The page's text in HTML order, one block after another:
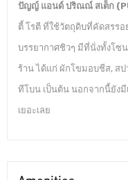
ปัญญ์ แอนด์ ปริณณ์ สเต็ก
ตี้ โรตี ที่ใช้วัตถุดิบที่คัดสรรอ
บรรยากาศชิวๆ มีที่นั่งทั้งโซ
ร้าน ได้แก่ ผักโขมอบชีส, สป
ทีโบน เป็นต้น นอกจากนี้ยัง
เยอะเลย